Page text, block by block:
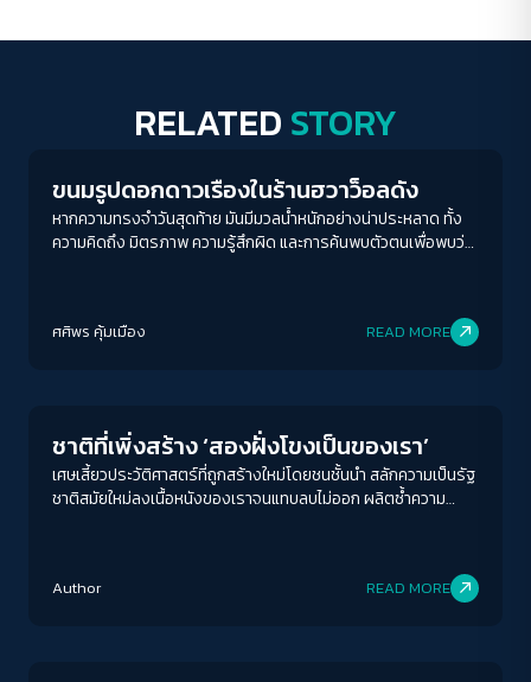
RELATED STORY
ขนมรูปดอกดาวเรืองในร้านฮวาว็อลดัง
หากความทรงจำวันสุดท้าย มันมีมวลน้ำหนักอย่างน่าประหลาด ทั้ง
ความคิดถึง มิตรภาพ ความรู้สึกผิด และการค้นพบตัวตนเพื่อพบว่า
ศศิพร คุ้มเมือง READ MORE
ชาติที่เพิ่งสร้าง ‘สองฝั่งโขงเป็นของเรา’
เศษเสี้ยวประวัติศาสตร์ที่ถูกสร้างใหม่โดยชนชั้นนำ สลักความเป็นรัฐ
ชาติสมัยใหม่ลงเนื้อหนังของเราจนแทบลบไม่ออก ผลิตซ้ำความ
Author READ MORE